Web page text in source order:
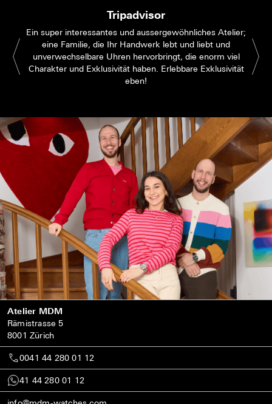
Tripadvisor
Ein super interessantes und aussergewöhnliches Atelier;
eine Familie, die Ihr Handwerk lebt und liebt und
unverwechselbare Uhren hervorbringt, die enorm viel
Charakter und Exklusivität haben. Erlebbare Exklusivität
eben!
Atelier MDM
Rämistrasse 5
8001 Zürich
0041 44 280 01 12
41 44 280 01 12